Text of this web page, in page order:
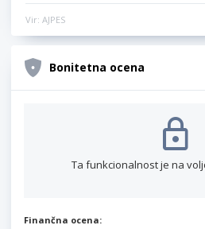
Vir: AJPES
Bonitetna ocena
Ta funkcionalnost je na
Finančna ocena: